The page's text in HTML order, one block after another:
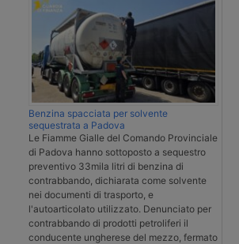
Benzina spacciata per solvente
sequestrata a Padova
Le Fiamme Gialle del Comando Provinciale
di Padova hanno sottoposto a sequestro
preventivo 33mila litri di benzina di
contrabbando, dichiarata come solvente
nei documenti di trasporto, e
l'autoarticolato utilizzato. Denunciato per
contrabbando di prodotti petroliferi il
conducente ungherese del mezzo, fermato